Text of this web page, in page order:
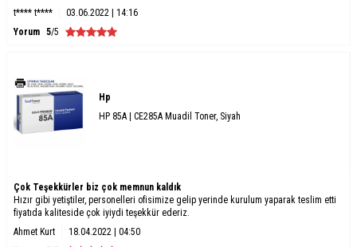
t**** t****
03.06.2022 | 14:16
Yorum 5/5
Hp
HP 85A | CE285A Muadil Toner, Siyah
Çok Teşekkürler biz çok memnun kaldık
Hızır gibi yetiştiler, personelleri ofisimize gelip yerinde kurulum yaparak teslim etti
fiyatıda kaliteside çok iyiydi teşekkür ederiz.
Ahmet Kurt
18.04.2022 | 04:50